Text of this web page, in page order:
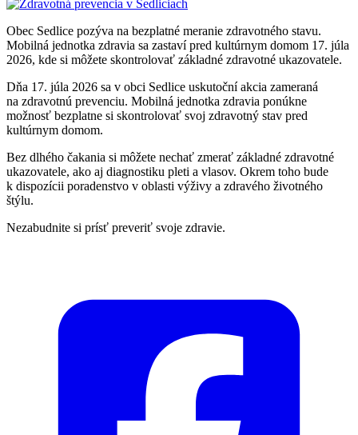
Obec Sedlice pozýva na bezplatné meranie zdravotného stavu.
Mobilná jednotka zdravia sa zastaví pred kultúrnym domom 17. júla
2026, kde si môžete skontrolovať základné zdravotné ukazovatele.
Dňa 17. júla 2026 sa v obci Sedlice uskutoční akcia zameraná
na zdravotnú prevenciu. Mobilná jednotka zdravia ponúkne
možnosť bezplatne si skontrolovať svoj zdravotný stav pred
kultúrnym domom.
Bez dlhého čakania si môžete nechať zmerať základné zdravotné
ukazovatele, ako aj diagnostiku pleti a vlasov. Okrem toho bude
k dispozícii poradenstvo v oblasti výživy a zdravého životného
štýlu.
Nezabudnite si prísť preveriť svoje zdravie.